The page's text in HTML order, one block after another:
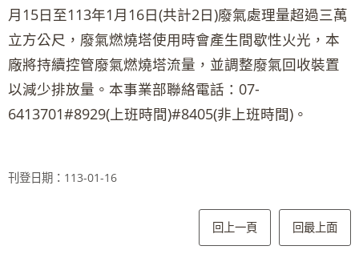
月15日至113年1月16日(共計2日)廢氣處理量超過三萬
立方公尺，廢氣燃燒塔使用時會產生間歇性火光，本
廠將持續控管廢氣燃燒塔流量，並調整廢氣回收裝置
以減少排放量。本事業部聯絡電話：07-
6413701#8929(上班時間)#8405(非上班時間)。
刊登日期：113-01-16
回上一頁 回最上面